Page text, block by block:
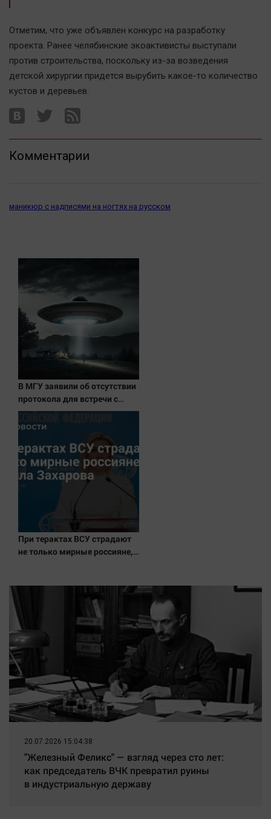
XX век: криминальные уроки
Банки
Медиаграмотность
Новости компаний
Прогулки по городу Ч
Спецпроект
Другие рубрики
Актуальная тема
Афиша
Блогеркуль
Быстрый медиазавод
Вкусное
Гороскоп
Дети
Интервью
Качество жизни
Народная журналистика
Наука
Отдых
Персона
Последняя инстанция
Светская жизнь
Тенденции
Точка на карте
Отметим, что уже объявлен конкурс на разработку
проекта. Ранее челябинские экоактивисты выступали
против строительства, поскольку из-за возведения
детской хирургии придется вырубить какое-то количество
кустов и деревьев.
Комментарии
маникюр с надписями на ногтях на русском
В МГУ заявили об отсутствии
протокола для встречи с
инопланетянами
При терактах ВСУ страдают
не только мирные россияне,
20.07.2026 15:04:38
"Железный Феликс" — взгляд через сто лет:
как председатель ВЧК превратил руины
в индустриальную державу